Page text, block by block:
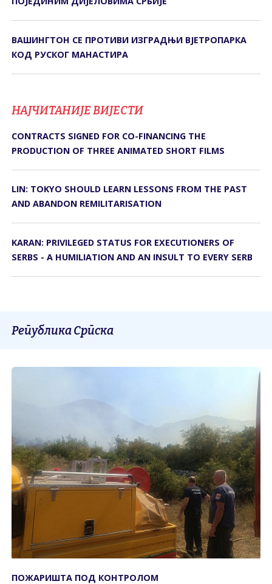
ВАШИНГТОН СЕ ПРОТИВИ ИЗГРАДЊИ ВЈЕТРОПАРКА
КОД РУСКОГ МАНАСТИРА
НАЈЧИТАНИЈЕ ВИЈЕСТИ
CONTRACTS SIGNED FOR CO-FINANCING THE
PRODUCTION OF THREE ANIMATED SHORT FILMS
LIN: TOKYO SHOULD LEARN LESSONS FROM THE PAST
AND ABANDON REMILITARISATION
KARAN: PRIVILEGED STATUS FOR EXECUTIONERS OF
SERBS - A HUMILIATION AND AN INSULT TO EVERY SERB
Република Српска
ПОЖАРИШТА ПОД КОНTРОЛОМ